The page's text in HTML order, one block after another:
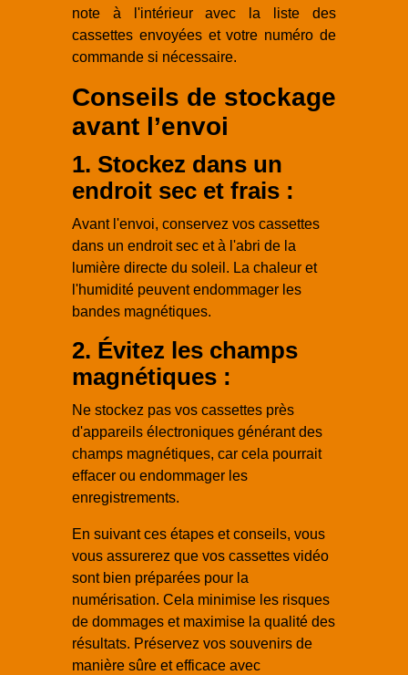
note à l'intérieur avec la liste des
cassettes envoyées et votre numéro de
commande si nécessaire.
Conseils de stockage
avant l’envoi
1. Stockez dans un
endroit sec et frais :
Avant l'envoi, conservez vos cassettes
dans un endroit sec et à l'abri de la
lumière directe du soleil. La chaleur et
l'humidité peuvent endommager les
bandes magnétiques.
2. Évitez les champs
magnétiques :
Ne stockez pas vos cassettes près
d'appareils électroniques générant des
champs magnétiques, car cela pourrait
effacer ou endommager les
enregistrements.
En suivant ces étapes et conseils, vous
vous assurerez que vos cassettes vidéo
sont bien préparées pour la
numérisation. Cela minimise les risques
de dommages et maximise la qualité des
résultats. Préservez vos souvenirs de
manière sûre et efficace avec